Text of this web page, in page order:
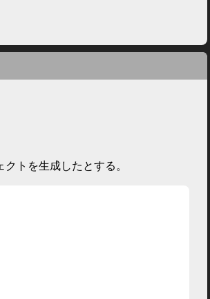
トを生成したとする。